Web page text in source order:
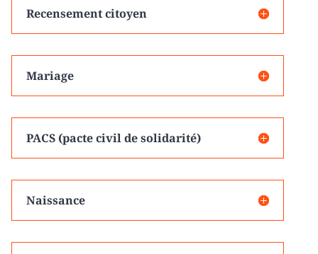
Recensement citoyen
Mariage
PACS (pacte civil de solidarité)
Naissance